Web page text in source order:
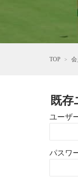
TOP 会
既存
ユーザ
パスワ